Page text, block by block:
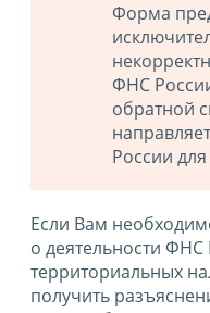
Форма
ФНС
обратной
России
Если Вам
о деятельности
территориальных
получить